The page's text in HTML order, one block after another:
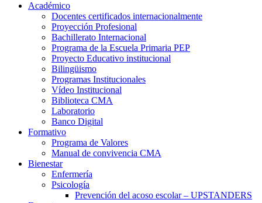
Académico
Docentes certificados internacionalmente
Proyección Profesional
Bachillerato Internacional
Programa de la Escuela Primaria PEP
Proyecto Educativo institucional
Bilingüismo
Programas Institucionales
Vídeo Institucional
Biblioteca CMA
Laboratorio
Banco Digital
Formativo
Programa de Valores
Manual de convivencia CMA
Bienestar
Enfermería
Psicología
Prevención del acoso escolar – UPSTANDERS